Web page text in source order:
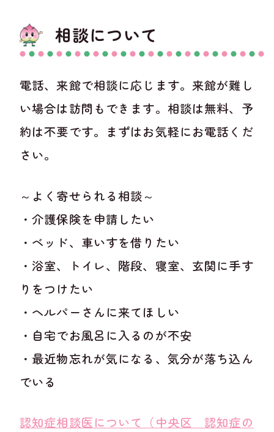
相談について
電話、来館で相談に応じます。来館が難し
い場合は訪問もできます。相談は無料、予
約は不要です。まずはお気軽にお電話くだ
さい。
～よく寄せられる相談～
・介護保険を申請したい
・ベッド、車いすを借りたい
・浴室、トイレ、階段、寝室、玄関に手す
りをつけたい
・ヘルパーさんに来てほしい
・自宅でお風呂に入るのが不安
・最近物忘れが気になる、気分が落ち込ん
でいる
認知症相談医について（中央区 認知症の